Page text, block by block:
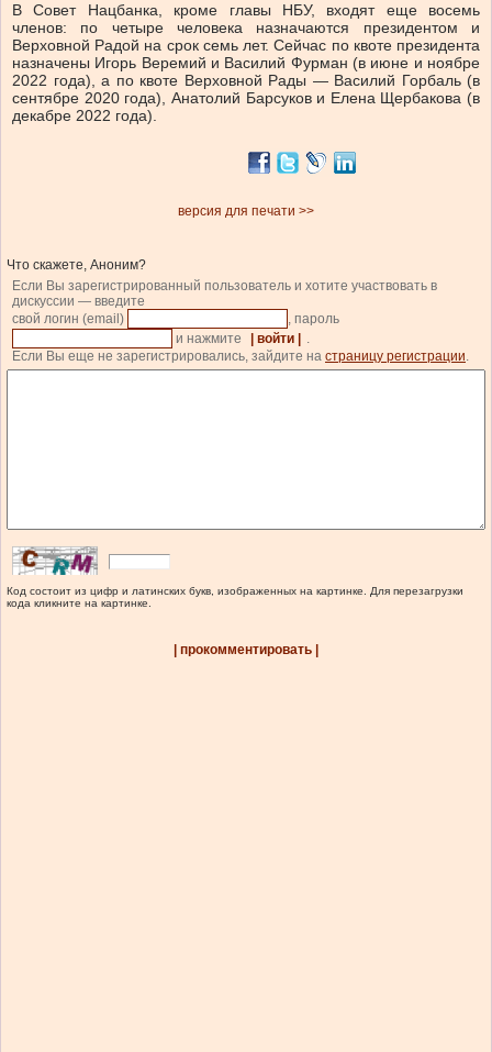
В Совет Нацбанка, кроме главы НБУ, входят еще восемь
членов: по четыре человека назначаются президентом и
Верховной Радой на срок семь лет. Сейчас по квоте президента
назначены Игорь Веремий и Василий Фурман (в июне и ноябре
2022 года), а по квоте Верховной Рады — Василий Горбаль (в
сентябре 2020 года), Анатолий Барсуков и Елена Щербакова (в
декабре 2022 года).
версия для печати >>
Что скажете, Аноним?
Если Вы зарегистрированный пользователь и хотите участвовать в
дискуссии — введите
свой логин (email)
, пароль
и нажмите
| войти |
.
Если Вы еще не зарегистрировались, зайдите на страницу регистрации.
Код состоит из цифр и латинских букв, изображенных на картинке. Для перезагрузки
кода кликните на картинке.
| прокомментировать |